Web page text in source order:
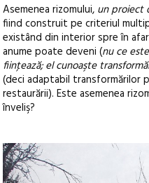
Asemenea rizomului, un proiect
fiind construit pe criteriul
existând din interior spre în
anume poate deveni (nu ce
fiinţează; el cunoaşte
(deci adaptabil transformărilor
restaurării). Este asemenea
înveliş?